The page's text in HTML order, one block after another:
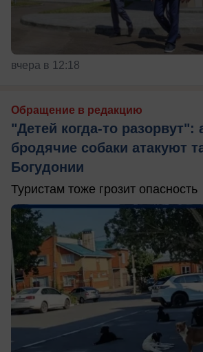
вчера в 12:18
Обращение в редакцию
"Детей когда-то разорвут":
бродячие собаки атакуют
Богудонии
Туристам тоже грозит опасность